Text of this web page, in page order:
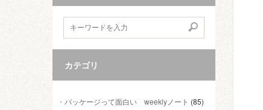
カテゴリ
パッケージって面白い weeklyノート (85)